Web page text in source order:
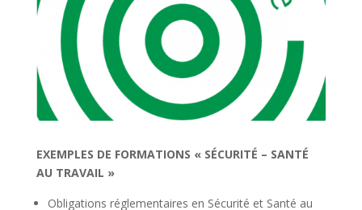
EXEMPLES DE FORMATIONS « SÉCURITÉ – SANTÉ
AU TRAVAIL »
Obligations réglementaires en Sécurité et Santé au